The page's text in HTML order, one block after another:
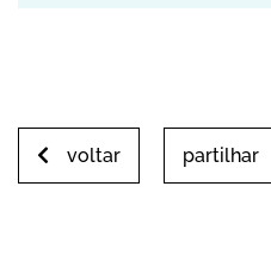
voltar partilhar